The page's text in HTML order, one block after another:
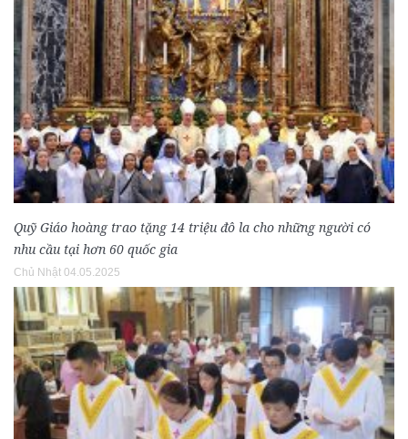
Quỹ Giáo hoàng trao tặng 14 triệu đô la cho những người có
nhu cầu tại hơn 60 quốc gia
Chủ Nhật 04.05.2025